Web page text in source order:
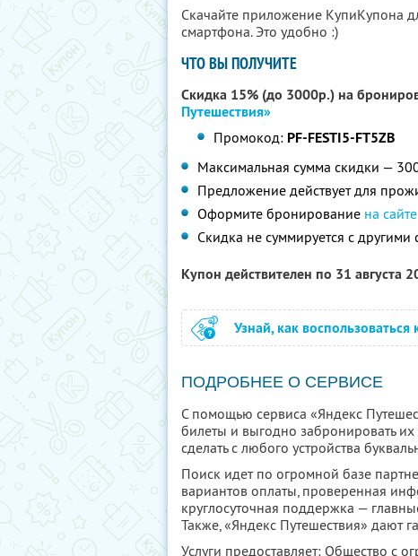
Скачайте приложение КупиКупона
смартфона. Это удобно :)
ЧТО ВЫ ПОЛУЧИТЕ
Скидка 15% (до 3000р.) на
Путешествия»
Промокод: PF-FESTI5-FT5ZB
Максимальная сумма скидки —
Предложение действует для
Оформите бронирование на сайте
Скидка не суммируется с
Купон действителен по 31 августа
Узнай, как
ПОДРОБНЕЕ О СЕРВИСЕ
С помощью сервиса «Яндекс
билеты и выгодно забронировать
сделать с любого устройства
Поиск идет по огромной базе
вариантов оплаты, проверенная
круглосуточная поддержка —
Также, «Яндекс Путешествия» дают
Услуги предоставляет: Общество с